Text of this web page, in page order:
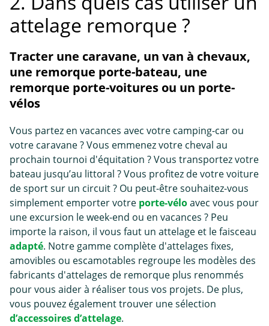
attelage remorque ?
Tracter une caravane, un van à chevaux,
une remorque porte-bateau, une
remorque porte-voitures ou un porte-
vélos
Vous partez en vacances avec votre camping-car ou
votre caravane ? Vous emmenez votre cheval au
prochain tournoi d'équitation ? Vous transportez votre
bateau jusqu’au littoral ? Vous profitez de votre voiture
de sport sur un circuit ? Ou peut-être souhaitez-vous
simplement emporter votre porte-véloavec vous pour
une excursion le week-end ou en vacances ? Peu
importe la raison, il vous faut un attelage et le faisceau
adapté. Notre gamme complète d'attelages fixes,
amovibles ou escamotables regroupe les modèles des
fabricants d'attelages de remorque plus renommés
pour vous aider à réaliser tous vos projets. De plus,
vous pouvez également trouver une sélection
d’accessoires d’attelage.